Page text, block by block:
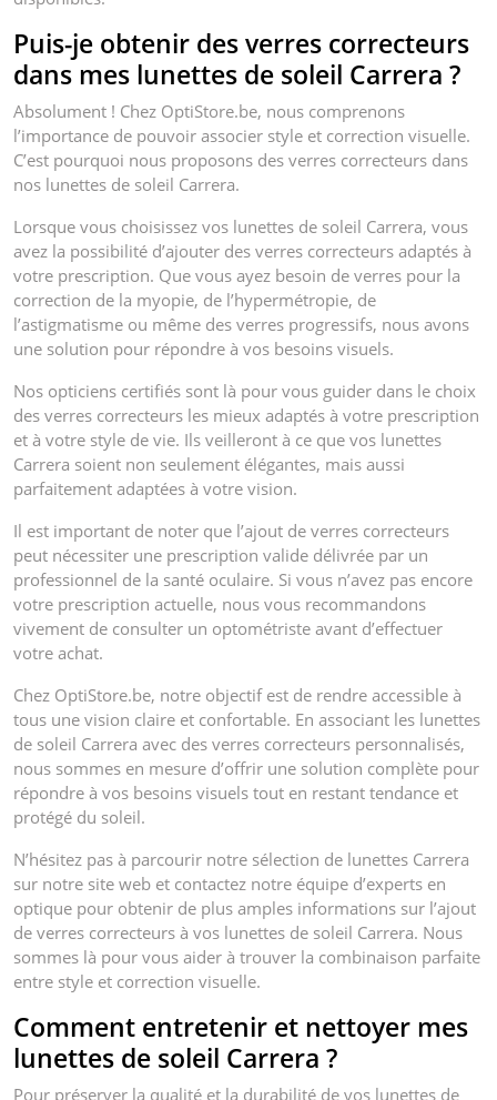
Puis-je obtenir des verres correcteurs
dans mes lunettes de soleil Carrera ?
Absolument ! Chez OptiStore.be, nous comprenons
l’importance de pouvoir associer style et correction visuelle.
C’est pourquoi nous proposons des verres correcteurs dans
nos lunettes de soleil Carrera.
Lorsque vous choisissez vos lunettes de soleil Carrera, vous
avez la possibilité d’ajouter des verres correcteurs adaptés à
votre prescription. Que vous ayez besoin de verres pour la
correction de la myopie, de l’hypermétropie, de
l’astigmatisme ou même des verres progressifs, nous avons
une solution pour répondre à vos besoins visuels.
Nos opticiens certifiés sont là pour vous guider dans le choix
des verres correcteurs les mieux adaptés à votre prescription
et à votre style de vie. Ils veilleront à ce que vos lunettes
Carrera soient non seulement élégantes, mais aussi
parfaitement adaptées à votre vision.
Il est important de noter que l’ajout de verres correcteurs
peut nécessiter une prescription valide délivrée par un
professionnel de la santé oculaire. Si vous n’avez pas encore
votre prescription actuelle, nous vous recommandons
vivement de consulter un optométriste avant d’effectuer
votre achat.
Chez OptiStore.be, notre objectif est de rendre accessible à
tous une vision claire et confortable. En associant les lunettes
de soleil Carrera avec des verres correcteurs personnalisés,
nous sommes en mesure d’offrir une solution complète pour
répondre à vos besoins visuels tout en restant tendance et
protégé du soleil.
N’hésitez pas à parcourir notre sélection de lunettes Carrera
sur notre site web et contactez notre équipe d’experts en
optique pour obtenir de plus amples informations sur l’ajout
de verres correcteurs à vos lunettes de soleil Carrera. Nous
sommes là pour vous aider à trouver la combinaison parfaite
entre style et correction visuelle.
Comment entretenir et nettoyer mes
lunettes de soleil Carrera ?
Pour préserver la qualité et la durabilité de vos lunettes de